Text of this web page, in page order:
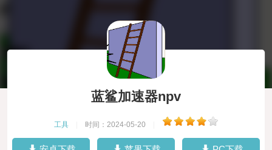
蓝鲨加速器npv
工具 时间：2024-05-20